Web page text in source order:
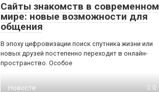
Сайты знакомств в современном
мире: новые возможности для
общения
В эпоху цифровизации поиск спутника жизни или
новых друзей постепенно переходит в онлайн-
пространство. Особое
Новости 0